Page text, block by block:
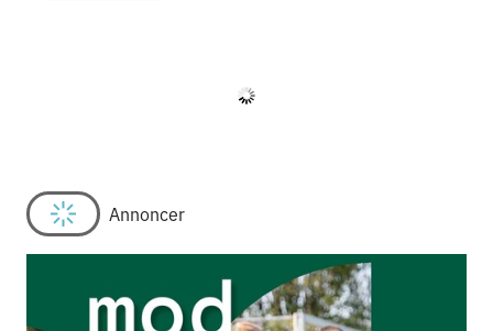
Rend Collective topper Å-festivals program
Nordirsk lovsangsbølge, internationale navne og
fokus på fællesskab på mange måder sætter
rammen for årets vestjyske festival.